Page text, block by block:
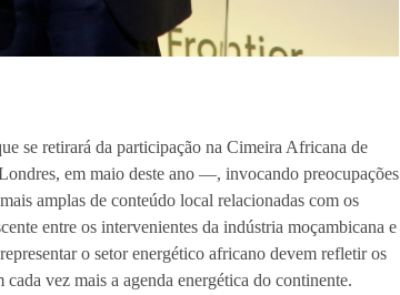
se retirará da participação na Cimeira Africana de
em maio deste ano —, invocando preocupações
amplas de conteúdo local relacionadas com os
entre os intervenientes da indústria moçambicana e
o setor energético africano devem refletir os
vez mais a agenda energética do continente.